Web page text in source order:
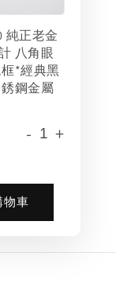
純正老金
八角眼
*經典黑
鋼金屬
- +
物車